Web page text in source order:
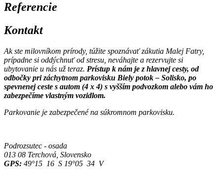
Referencie
Kontakt
Ak ste milovníkom prírody, túžite spoznávať zákutia Malej Fatry,
prípadne si oddýchnuť od stresu, neváhajte a rezervujte si
ubytovanie u nás už teraz. Prístup k nám je z hlavnej cesty, od
odbočky pri záchytnom parkovisku Biely potok – Solisko, po
spevnenej ceste s autom (4 x 4) s vyšším podvozkom alebo vám ho
zabezpečíme vlastným vozidlom.
Parkovanie je zabezpečené na súkromnom parkovisku.
Podrozsutec - osada
013 08 Terchová, Slovensko
GPS: 49°15 16 S 19°05 34 V